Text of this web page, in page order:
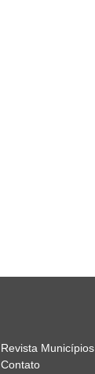
Revista Municípios
Contato